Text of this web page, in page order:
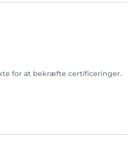
for at bekræfte certificeringer.